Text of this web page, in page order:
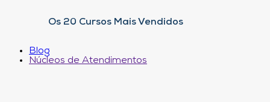
Os 20 Cursos Mais Vendidos
Blog
Núcleos de Atendimentos